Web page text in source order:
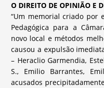
O DIREITO DE OPINIÃO E
“Um memorial criado por
Pedagógica para a
novo local e métodos
causou a expulsão
– Heraclio Garmendia,
S., Emilio Barrantes,
acusados